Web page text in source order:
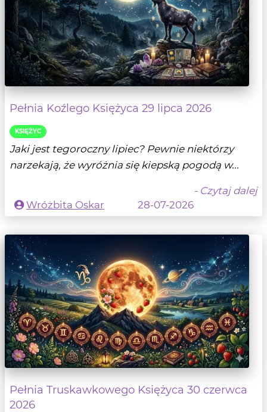
Pełnia Koźlego Księżyca 29 lipca 2026
KSIĘŻYC
Jaki jest tegoroczny lipiec? Pewnie niektórzy
narzekają, że wyróżnia się kiepską pogodą w...
- Czytaj dalej
Wróżbita Oskar
28-07-2026
Pełnia Truskawkowego Księżyca 30 czerwca
2026